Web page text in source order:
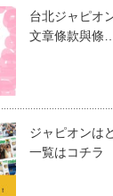
台北ジャピオ
文章條款與條
ジャピオンは
一覧はコチラ